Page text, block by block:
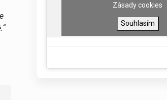
Zásady cookies
Souhlasím